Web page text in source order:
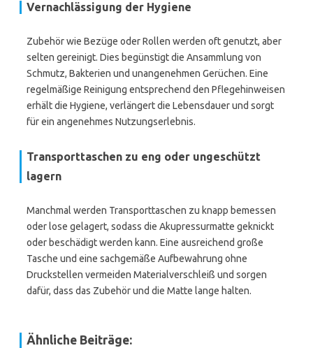
Vernachlässigung der Hygiene
Zubehör wie Bezüge oder Rollen werden oft genutzt, aber
selten gereinigt. Dies begünstigt die Ansammlung von
Schmutz, Bakterien und unangenehmen Gerüchen. Eine
regelmäßige Reinigung entsprechend den Pflegehinweisen
erhält die Hygiene, verlängert die Lebensdauer und sorgt
für ein angenehmes Nutzungserlebnis.
Transporttaschen zu eng oder ungeschützt
lagern
Manchmal werden Transporttaschen zu knapp bemessen
oder lose gelagert, sodass die Akupressurmatte geknickt
oder beschädigt werden kann. Eine ausreichend große
Tasche und eine sachgemäße Aufbewahrung ohne
Druckstellen vermeiden Materialverschleiß und sorgen
dafür, dass das Zubehör und die Matte lange halten.
Ähnliche Beiträge: